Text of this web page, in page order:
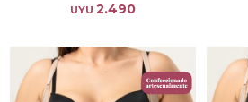
UYU 2.490